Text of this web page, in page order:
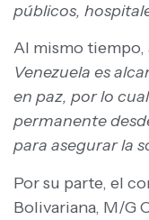
públicos,
Al mismo tiempo,
Venezuela es
en paz, por lo
permanente
para asegurar la
Por su parte, el
Bolivariana, M/G